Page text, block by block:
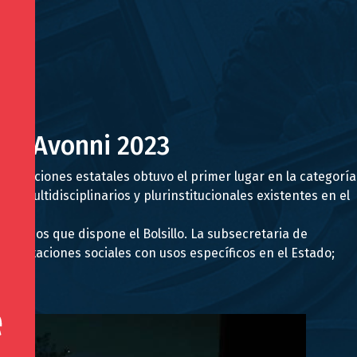
Avonni 2023
estatales obtuvo el primer lugar en la categoría
multidisciplinarios y plurinstitucionales existentes en el
fondos que dispone el Bolsillo. La subsecretaria de
sociales con usos específicos en el Estado;